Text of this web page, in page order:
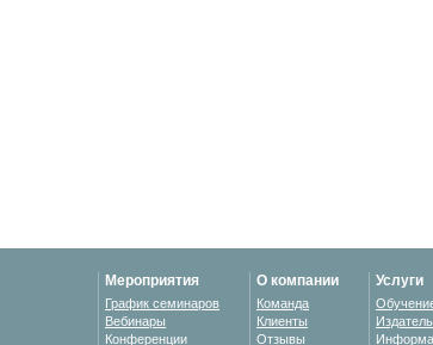
Мероприятия
График семинаров
Вебинары
Конференции
О компании
Команда
Клиенты
Отзывы
Услуги